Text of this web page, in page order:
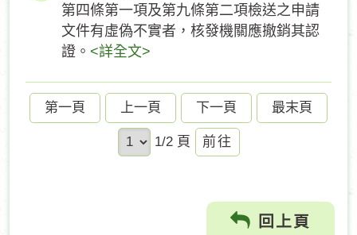
第四條第一項及第九條第二項檢送之申請
文件有虛偽不實者，核發機關應撤銷其認
證。 <詳全文>
第一頁 上一頁 下一頁 最末頁
1/2 頁
前
往
回上頁